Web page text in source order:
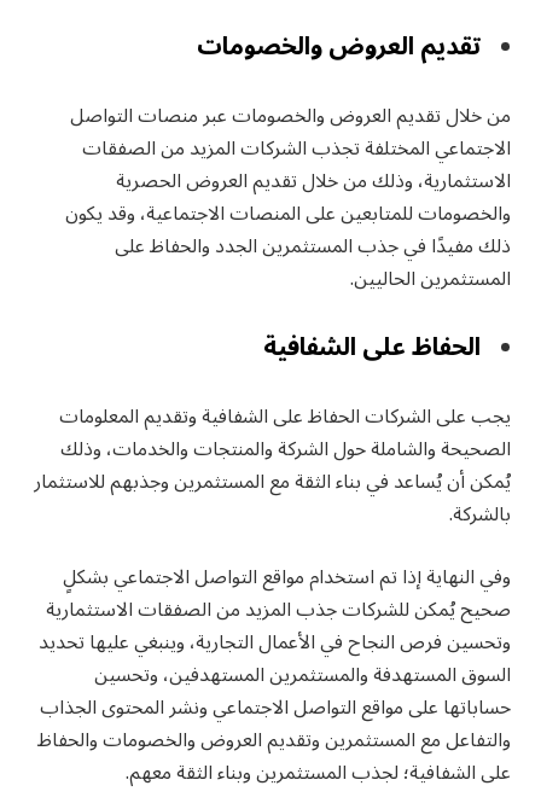
تقديم العروض والخصومات
من خلال تقديم العروض والخصومات عبر منصات التواصل
الاجتماعي المختلفة تجذب الشركات المزيد من الصفقات
الاستثمارية، وذلك من خلال تقديم العروض الحصرية
والخصومات للمتابعين على المنصات الاجتماعية، وقد يكون
ذلك مفيدًا في جذب المستثمرين الجدد والحفاظ على
المستثمرين الحاليين.
الحفاظ على الشفافية
يجب على الشركات الحفاظ على الشفافية وتقديم المعلومات
الصحيحة والشاملة حول الشركة والمنتجات والخدمات، وذلك
يُمكن أن يُساعد في بناء الثقة مع المستثمرين وجذبهم للاستثمار
بالشركة.
وفي النهاية إذا تم استخدام مواقع التواصل الاجتماعي بشكلٍ
صحيح يُمكن للشركات جذب المزيد من الصفقات الاستثمارية
وتحسين فرص النجاح في الأعمال التجارية، وينبغي عليها تحديد
السوق المستهدفة والمستثمرين المستهدفين، وتحسين
حساباتها على مواقع التواصل الاجتماعي ونشر المحتوى الجذاب
والتفاعل مع المستثمرين وتقديم العروض والخصومات والحفاظ
على الشفافية؛ لجذب المستثمرين وبناء الثقة معهم.